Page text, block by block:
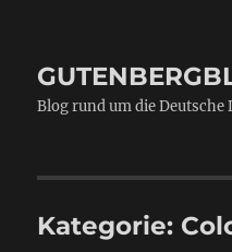
Blog rund um die
Kategorie: